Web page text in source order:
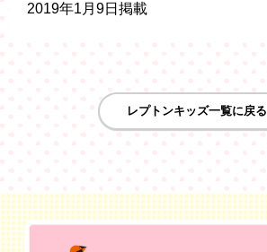
2019年1月9日掲載
レプトンキッズ一覧に戻る